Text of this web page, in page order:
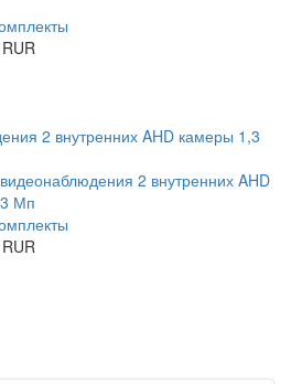
2 внутренних AHD
Мп